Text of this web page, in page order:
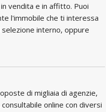
vendita e in affitto. Puoi
l'immobile che ti interessa
interno, oppure
di migliaia di agenzie,
online con diversi